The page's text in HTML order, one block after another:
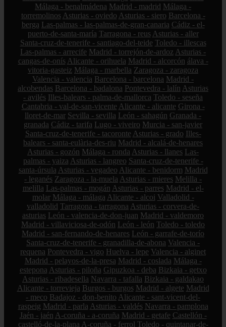
Málaga - benalmádena Madrid - madrid Málaga -
torremolinos Asturias - oviedo Asturias - siero Barcelona -
berga Las-palmas - las-palmas-de-gran-canaria Cádiz - el-
puerto-de-santa-maría Tarragona - reus Asturias - aller
Santa-cruz-de-tenerife - santiago-del-teide Toledo - illescas
Las-palmas - arrecife Madrid - torrejón-de-ardoz Asturias -
cangas-de-onís Alicante - orihuela Madrid - alcorcón álava -
vitoria-gasteiz Málaga - marbella Zaragoza - zaragoza
Valencia - valencia Barcelona - barcelona Madrid -
alcobendas Barcelona - badalona Pontevedra - lalín Asturias
- avilés Illes-balears - palma-de-mallorca Toledo - seseña
Cantabria - val-de-san-vicente Alicante - alicante Girona -
lloret-de-mar Sevilla - sevilla León - sahagún Granada -
granada Cádiz - tarifa Lugo - viveiro Murcia - san-javier
Santa-cruz-de-tenerife - tacoronte Asturias - grado Illes-
balears - santa-eulària-des-riu Madrid - alcalá-de-henares
Asturias - gozón Málaga - ronda Asturias - llanes Las-
palmas - yaiza Asturias - langreo Santa-cruz-de-tenerife -
santa-úrsula Asturias - vegadeo Alicante - benidorm Madrid
- leganés Zaragoza - la-muela Asturias - mieres Melilla -
melilla Las-palmas - mogán Asturias - parres Madrid - el-
molar Málaga - málaga Alicante - alcoi Valladolid -
valladolid Tarragona - tarragona Asturias - corvera-de-
asturias León - valencia-de-don-juan Madrid - valdemoro
Madrid - villaviciosa-de-odón León - león Toledo - toledo
Madrid - san-fernando-de-henares León - garrafe-de-torío
Santa-cruz-de-tenerife - granadilla-de-abona Valencia -
requena Pontevedra - vigo Huelva - lepe Valencia - alginet
Madrid - pelayos-de-la-presa Madrid - coslada Málaga -
estepona Asturias - piloña Gipuzkoa - deba Bizkaia - getxo
Asturias - ribadesella Navarra - tafalla Bizkaia - galdakao
Alicante - torrevieja Burgos - burgos Madrid - algete Madrid
- meco Badajoz - don-benito Alicante - sant-vicent-del-
raspeig Madrid - parla Asturias - valdés Navarra - pamplona
Jaén - jaén A-coruña - a-coruña Madrid - getafe Castellón -
castelló-de-la-plana A-coruña - ferrol Toledo - quintanar-de-